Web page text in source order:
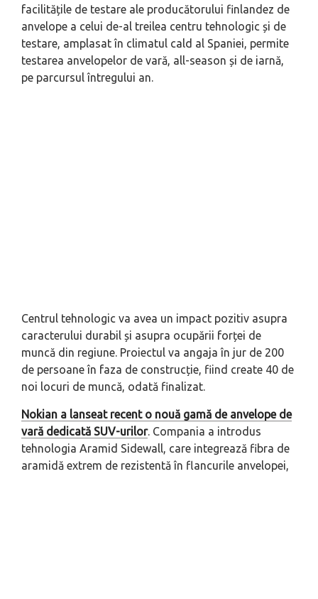
facilitățile de testare ale producătorului finlandez de
anvelope a celui de-al treilea centru tehnologic și de
testare, amplasat în climatul cald al Spaniei, permite
testarea anvelopelor de vară, all-season și de iarnă,
pe parcursul întregului an.
Centrul tehnologic va avea un impact pozitiv asupra
caracterului durabil și asupra ocupării forței de
muncă din regiune. Proiectul va angaja în jur de 200
de persoane în faza de construcție, fiind create 40 de
noi locuri de muncă, odată finalizat.
Nokian a lanseat recent o nouă gamă de anvelope de
vară dedicată SUV-urilor. Compania a introdus
tehnologia Aramid Sidewall, care integrează fibra de
aramidă extrem de rezistentă în flancurile anvelopei,